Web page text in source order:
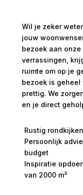
Wil je zeker
jouw
bezoek aan
verrassingen,
ruimte om op je
bezoek is geheel
prettig. We
en je direct
Rustig
Persoonlijk
budget
Inspiratie
van 2000 m²